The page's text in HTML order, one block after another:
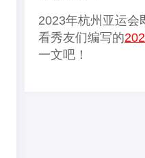
2023年杭州亚运会
看秀友们编写的
一文吧！